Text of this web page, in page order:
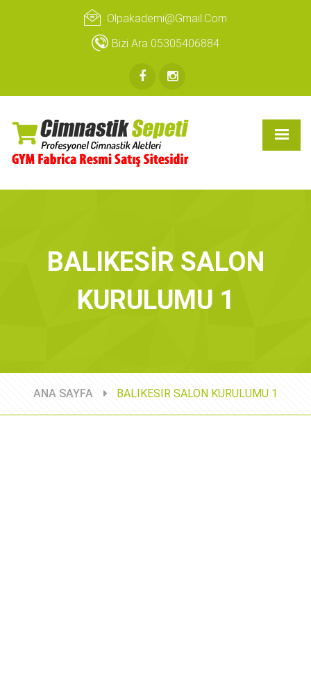
Olpakademi@gmail.com
Bizi Ara 05305406884
BALIKESİR SALON
KURULUMU 1
ANA SAYFA BALIKESİR SALON KURULUMU 1